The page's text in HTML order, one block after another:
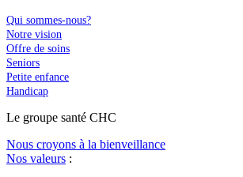
Qui sommes-nous?
Notre vision
Offre de soins
Seniors
Petite enfance
Handicap
Le groupe santé CHC
Nous croyons à la bienveillance
Nos valeurs :